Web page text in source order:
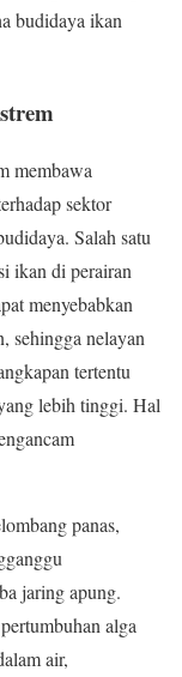
budidaya ikan
membawa
sektor
Salah satu
ikan di perairan
menyebabkan
sehingga nelayan
tertentu
lebih tinggi. Hal
panas,
jaring apung.
alga
air,